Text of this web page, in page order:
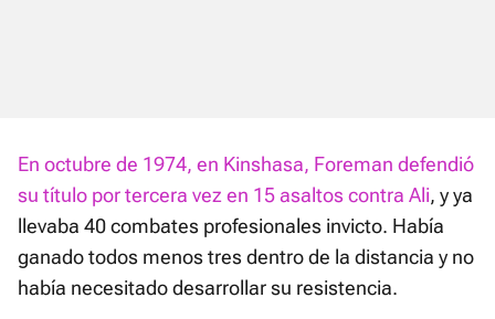
En octubre de 1974, en Kinshasa, Foreman defendió
su título por tercera vez en 15 asaltos contra Ali, y ya
llevaba 40 combates profesionales invicto. Había
ganado todos menos tres dentro de la distancia y no
había necesitado desarrollar su resistencia.